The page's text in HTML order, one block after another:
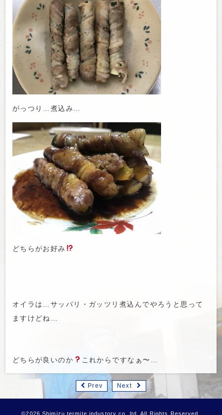
がっつり…煮込み…
どちらがお好み
オイラは…サッパリ・ガッツリ煮込んでやろうと思って
ますけどね…
どちらが良いのか これからですなぁ〜…
Prev Next
©2026 Shimizu termite industory co.,ltd. All Rights Reserved.